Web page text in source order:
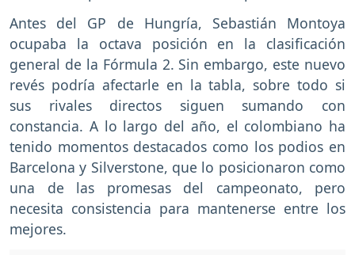
Antes del GP de Hungría, Sebastián Montoya
ocupaba la octava posición en la clasificación
general de la Fórmula 2. Sin embargo, este nuevo
revés podría afectarle en la tabla, sobre todo si
sus rivales directos siguen sumando con
constancia. A lo largo del año, el colombiano ha
tenido momentos destacados como los podios en
Barcelona y Silverstone, que lo posicionaron como
una de las promesas del campeonato, pero
necesita consistencia para mantenerse entre los
mejores.